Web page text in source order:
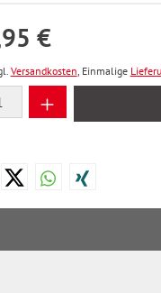
€
Versandkosten, Einmalige
Anzahl: Gib